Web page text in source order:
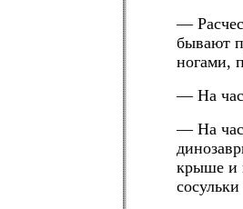
—
бывают
ногами,
— На
— На
крыше и